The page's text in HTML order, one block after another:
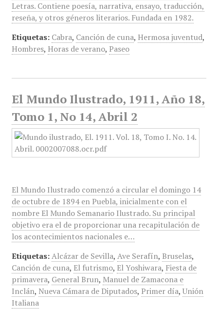
Letras. Contiene poesía, narrativa, ensayo, traducción,
reseña, y otros géneros literarios. Fundada en 1982.
Etiquetas: Cabra, Canción de cuna, Hermosa juventud,
Hombres, Horas de verano, Paseo
El Mundo Ilustrado, 1911, Año 18,
Tomo 1, No 14, Abril 2
El Mundo Ilustrado comenzó a circular el domingo 14
de octubre de 1894 en Puebla, inicialmente con el
nombre El Mundo Semanario Ilustrado. Su principal
objetivo era el de proporcionar una recapitulación de
los acontecimientos nacionales e…
Etiquetas: Alcázar de Sevilla, Ave Serafín, Bruselas,
Canción de cuna, El futrismo, El Yoshiwara, Fiesta de
primavera, General Brun, Manuel de Zamacona e
Inclán, Nueva Cámara de Diputados, Primer día, Unión
Italiana